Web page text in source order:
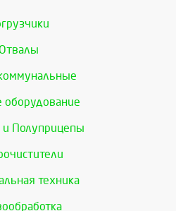
Отвалы
оборудование
Полуприцепы
техника